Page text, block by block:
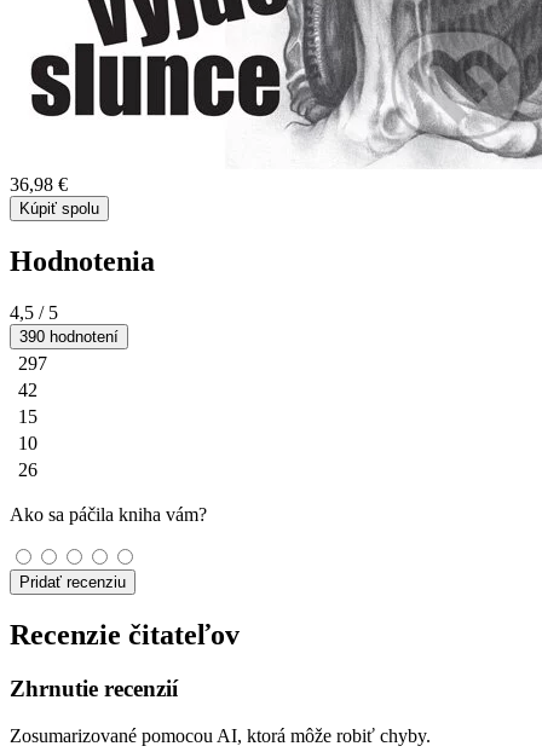
36,98 €
Kúpiť spolu
Hodnotenia
4,5 / 5
390 hodnotení
297
42
15
10
26
Ako sa páčila kniha vám?
Pridať recenziu
Recenzie čitateľov
Zhrnutie recenzií
Zosumarizované pomocou AI, ktorá môže robiť chyby.